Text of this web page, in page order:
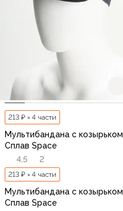
213 ₽ × 4 части
Мультибандана с козырьком
Сплав Space
4,5
2
213 ₽ × 4 части
Мультибандана с козырьком
Сплав Space